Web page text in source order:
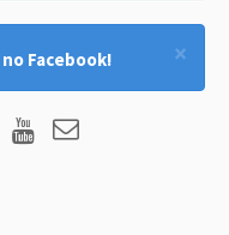
×
no Facebook!